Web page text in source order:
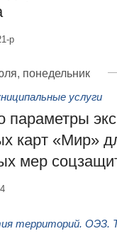
р
понедельник
услуги
параметры
карт «Мир»
мер
территорий. ОЭЗ.